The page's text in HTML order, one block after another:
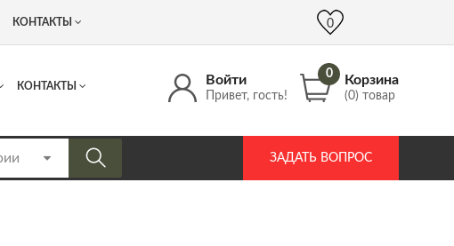
+7 (917) 537 17 16 info@DrozdPcp.ru
Войти
Привет, гость!
0 Корзина
(0) товар
КОНТАКТЫ
ЗАДАТЬ ВОПРОС
КОНТАКТЫ 0